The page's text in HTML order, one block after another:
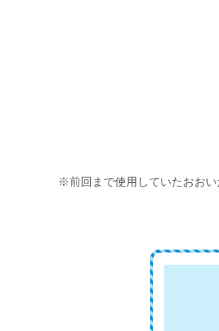
※前回まで使用していたおおい